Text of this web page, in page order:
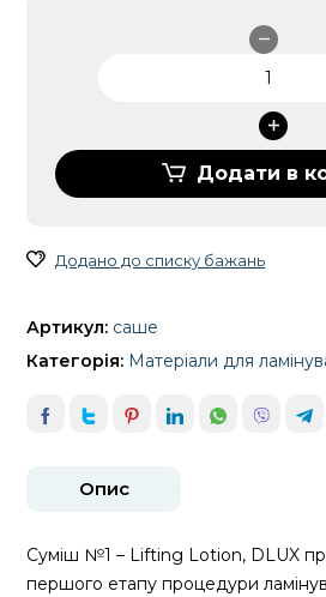
Lotion
ламінування
кількість
Додати в
Додано до списку бажань
Артикул: саше
Категорія: Матеріали для
Опис
Суміш №1 – Lifting Lotion, DLUX
першого етапу процедури